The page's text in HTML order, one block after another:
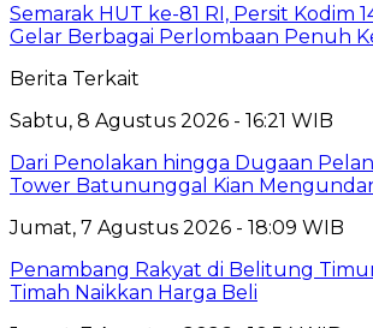
Semarak HUT ke-81 RI, Persit Kodim
Gelar Berbagai Perlombaan Penuh
Berita Terkait
Sabtu, 8 Agustus 2026 - 16:21 WIB
Dari Penolakan hingga Dugaan
Tower Batununggal Kian
Jumat, 7 Agustus 2026 - 18:09 WIB
Penambang Rakyat di Belitung
Timah Naikkan Harga Beli